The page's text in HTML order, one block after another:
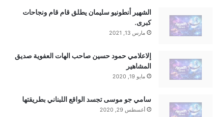
المضادة الأميركية والصينية من مستويات
مرتفعة واستعادة تدفق المعادن الأرضية
للذكاء الاصطناعي وغيرها من السلع التي
أوقفتها الولايات المتحدة.
الشهير أنطونيو سليمان يطلق قام قام ونجاحات
كبرى.
مارس 13, 2021
إلاعلامي حمود حسين صاحب الهات العفوية صديق
المشاهير
مايو 19, 2020
سامي جو موسى تجسد الواقع اللبناني بطريقتها
أغسطس 29, 2020